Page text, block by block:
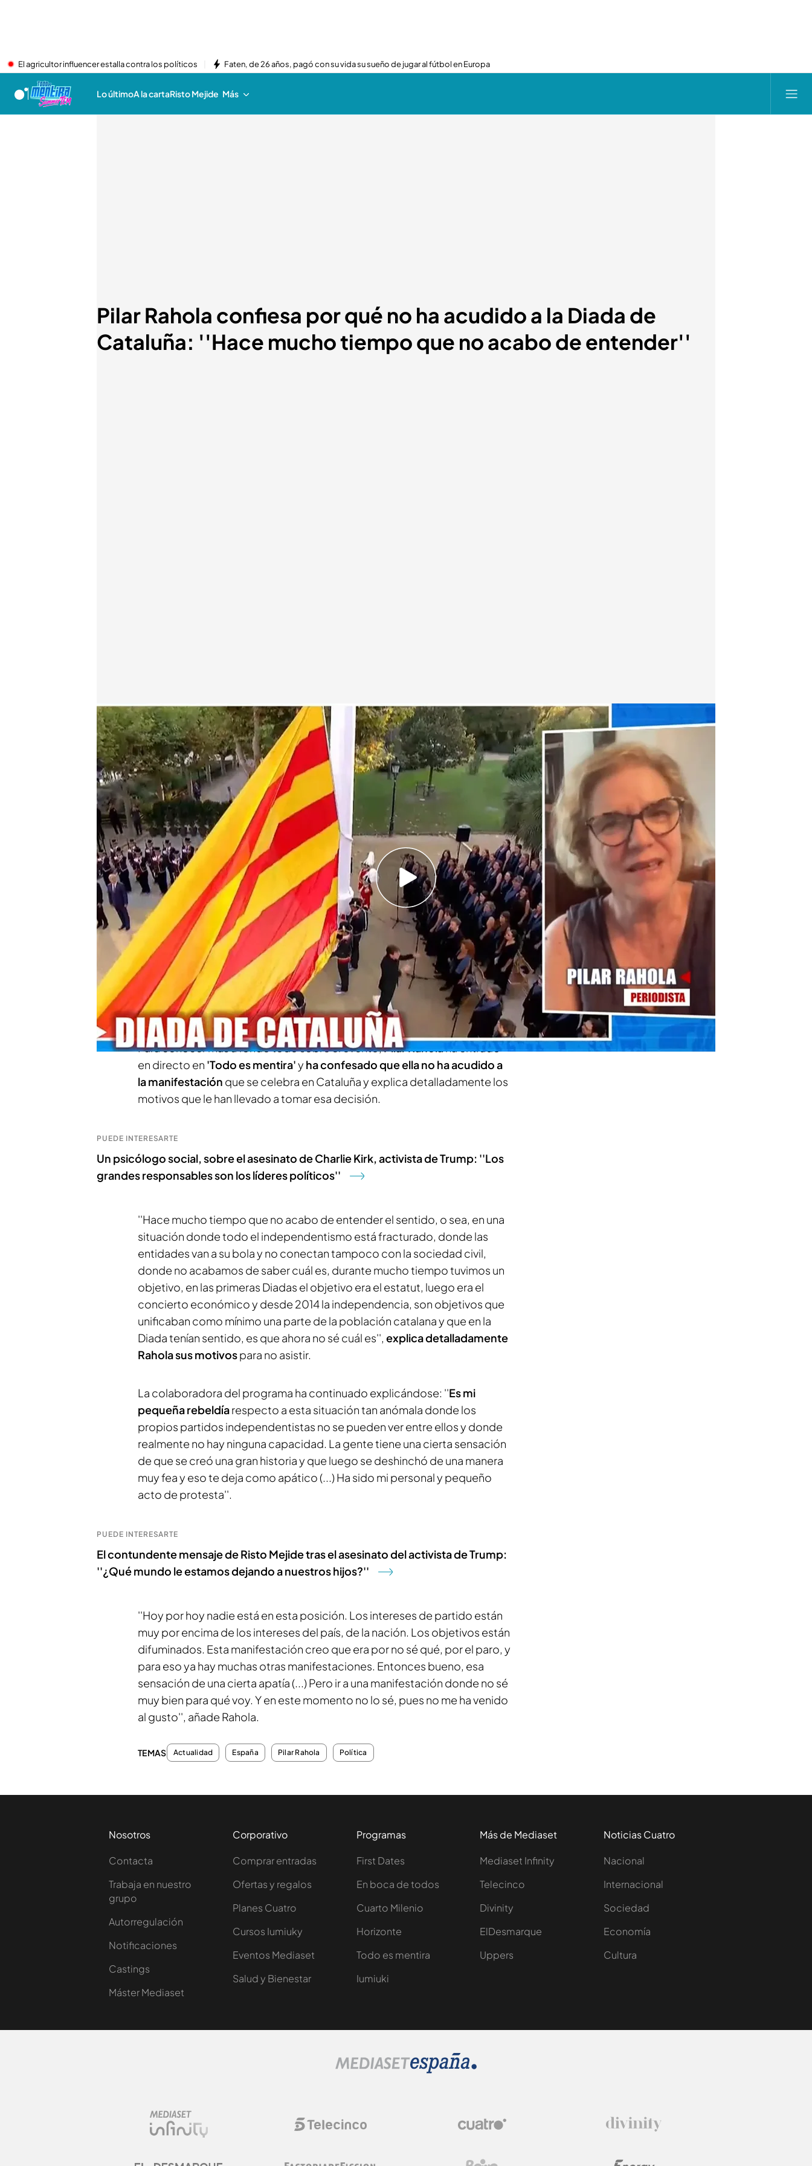
El agricultor influencer estalla contra los políticos Faten, de 26 años, pagó con su vida su sueño de jugar al fútbol en Europa
Lo últimoA la cartaRisto Mejide Más
Pilar Rahola confiesa por qué no ha acudido a la Diada de
Cataluña: ''Hace mucho tiempo que no acabo de entender''
Pilar Rahola
Déborah De la Calle
11 SEP 2025 - 18:11h.
Pilar Rahola explica en 'TEM' los motivos por los que no ha acudido a la
manifestación
La participación en la Diada y los problemas con la financiación de
Cataluña: datos y disminución de la 'idea independentista'
Compartir
Cada 11 de septiembre se celebra enCataluña Diada
. Durante años la
manifestación convocada había llegado a congregar a dos millones de
personas, pero desde hace un tiempo el número de asistentes ha ido
disminuyendo ¿Ha ido perdiendo fuelle el independentismo en la
celebración de la Diada?
Para conocer más a fondo todo sobre el evento,Pilar Raholaha entrado
en directo en 'Todo es mentira'y ha confesado que ella no ha acudido a
la manifestación que se celebra en Cataluña y explica detalladamente los
motivos que le han llevado a tomar esa decisión.
PUEDE INTERESARTE
Un psicólogo social, sobre el asesinato de Charlie Kirk, activista de Trump: ''Los
grandes responsables son los líderes políticos''
''Hace mucho tiempo que no acabo de entender el sentido, o sea, en una
situación donde todo el independentismo está fracturado, donde las
entidades van a su bola y no conectan tampoco con la sociedad civil,
donde no acabamos de saber cuál es, durante mucho tiempo tuvimos un
objetivo, en las primeras Diadas el objetivo era el estatut, luego era el
concierto económico y desde 2014 la independencia, son objetivos que
unificaban como mínimo una parte de la población catalana y que en la
Diada tenían sentido, es que ahora no sé cuál es'', explica detalladamente
Rahola sus motivospara no asistir.
La colaboradora del programa ha continuado explicándose: ''Es mi
pequeña rebeldíarespecto a esta situación tan anómala donde los
propios partidos independentistas no se pueden ver entre ellos y donde
realmente no hay ninguna capacidad. La gente tiene una cierta sensación
de que se creó una gran historia y que luego se deshinchó de una manera
muy fea y eso te deja como apático (...) Ha sido mi personal y pequeño
acto de protesta''.
PUEDE INTERESARTE
El contundente mensaje de Risto Mejide tras el asesinato del activista de Trump:
''¿Qué mundo le estamos dejando a nuestros hijos?''
''Hoy por hoy nadie está en esta posición. Los intereses de partido están
muy por encima de los intereses del país, de la nación. Los objetivos están
difuminados. Esta manifestación creo que era por no sé qué, por el paro, y
para eso ya hay muchas otras manifestaciones. Entonces bueno, esa
sensación de una cierta apatía (...) Pero ir a una manifestación donde no sé
muy bien para qué voy. Y en este momento no lo sé, pues no me ha venido
al gusto'', añade Rahola.
TEMAS Actualidad España Pilar Rahola Política
Nosotros
Contacta
Trabaja en nuestro
grupo
Autorregulación
Notificaciones
Castings
Máster Mediaset
Corporativo
Comprar entradas
Ofertas y regalos
Planes Cuatro
Cursos Iumiuky
Eventos Mediaset
Salud y Bienestar
Programas
First Dates
En boca de todos
Cuarto Milenio
Horizonte
Todo es mentira
Iumiuki
Más de Mediaset
Mediaset Infinity
Telecinco
Divinity
ElDesmarque
Uppers
Noticias Cuatro
Nacional
Internacional
Sociedad
Economía
Cultura